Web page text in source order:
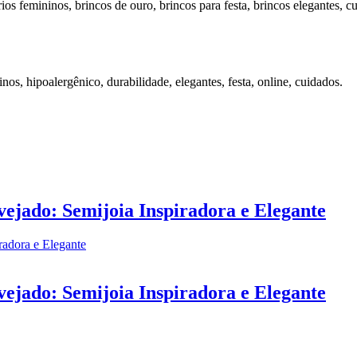
femininos, brincos de ouro, brincos para festa, brincos elegantes,
hipoalergênico, durabilidade, elegantes, festa, online, cuidados.
Semijoia Inspiradora e Elegante
Semijoia Inspiradora e Elegante